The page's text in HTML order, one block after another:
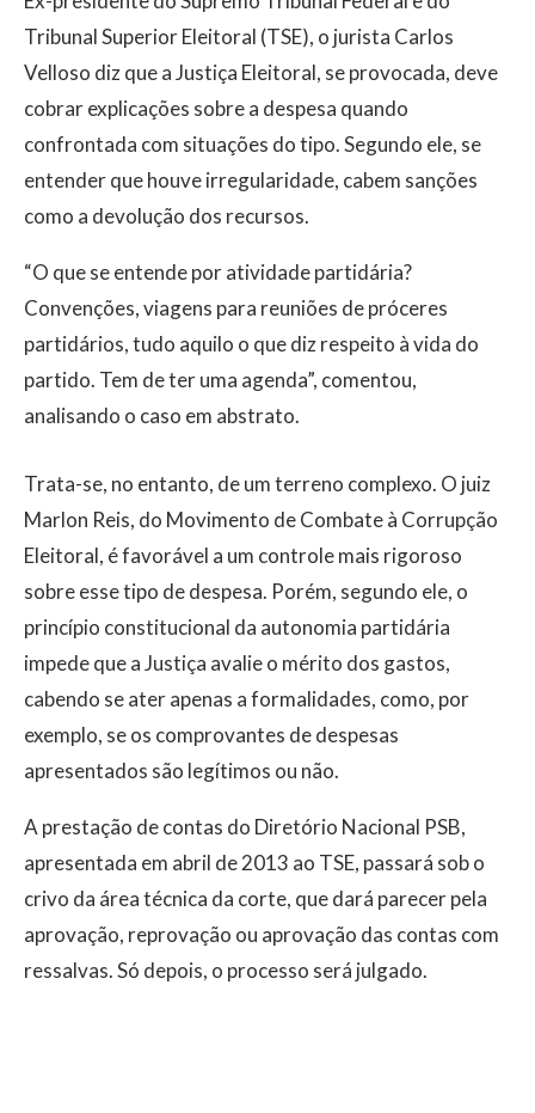
Tribunal Superior Eleitoral (TSE), o jurista Carlos
Velloso diz que a Justiça Eleitoral, se provocada, deve
cobrar explicações sobre a despesa quando
confrontada com situações do tipo. Segundo ele, se
entender que houve irregularidade, cabem sanções
como a devolução dos recursos.
“O que se entende por atividade partidária?
Convenções, viagens para reuniões de próceres
partidários, tudo aquilo o que diz respeito à vida do
partido. Tem de ter uma agenda”, comentou,
analisando o caso em abstrato.
Trata-se, no entanto, de um terreno complexo. O juiz
Marlon Reis, do Movimento de Combate à Corrupção
Eleitoral, é favorável a um controle mais rigoroso
sobre esse tipo de despesa. Porém, segundo ele, o
princípio constitucional da autonomia partidária
impede que a Justiça avalie o mérito dos gastos,
cabendo se ater apenas a formalidades, como, por
exemplo, se os comprovantes de despesas
apresentados são legítimos ou não.
A prestação de contas do Diretório Nacional PSB,
apresentada em abril de 2013 ao TSE, passará sob o
crivo da área técnica da corte, que dará parecer pela
aprovação, reprovação ou aprovação das contas com
ressalvas. Só depois, o processo será julgado.